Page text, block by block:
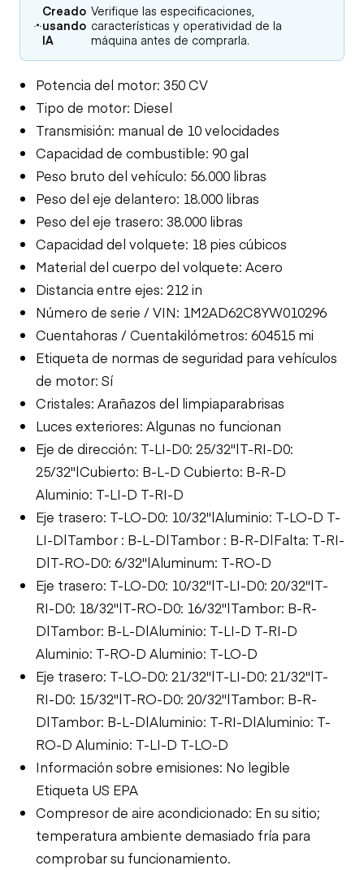
Creado
usando
IA
Verifique las especificaciones,
características y operatividad de la
máquina antes de comprarla.
Potencia del motor: 350 CV
Tipo de motor: Diesel
Transmisión: manual de 10 velocidades
Capacidad de combustible: 90 gal
Peso bruto del vehículo: 56.000 libras
Peso del eje delantero: 18.000 libras
Peso del eje trasero: 38.000 libras
Capacidad del volquete: 18 pies cúbicos
Material del cuerpo del volquete: Acero
Distancia entre ejes: 212 in
Número de serie / VIN: 1M2AD62C8YW010296
Cuentahoras / Cuentakilómetros: 604515 mi
Etiqueta de normas de seguridad para vehículos
de motor: Sí
Cristales: Arañazos del limpiaparabrisas
Luces exteriores: Algunas no funcionan
Eje de dirección: T-LI-D0: 25/32"|T-RI-D0:
25/32"|Cubierto: B-L-D Cubierto: B-R-D
Aluminio: T-LI-D T-RI-D
Eje trasero: T-LO-D0: 10/32"|Aluminio: T-LO-D T-
LI-D|Tambor : B-L-D|Tambor : B-R-D|Falta: T-RI-
D|T-RO-D0: 6/32"|Aluminum: T-RO-D
Eje trasero: T-LO-D0: 10/32"|T-LI-D0: 20/32"|T-
RI-D0: 18/32"|T-RO-D0: 16/32"|Tambor: B-R-
D|Tambor: B-L-D|Aluminio: T-LI-D T-RI-D
Aluminio: T-RO-D Aluminio: T-LO-D
Eje trasero: T-LO-D0: 21/32"|T-LI-D0: 21/32"|T-
RI-D0: 15/32"|T-RO-D0: 20/32"|Tambor: B-R-
D|Tambor: B-L-D|Aluminio: T-RI-D|Aluminio: T-
RO-D Aluminio: T-LI-D T-LO-D
Información sobre emisiones: No legible
Etiqueta US EPA
Compresor de aire acondicionado: En su sitio;
temperatura ambiente demasiado fría para
comprobar su funcionamiento.